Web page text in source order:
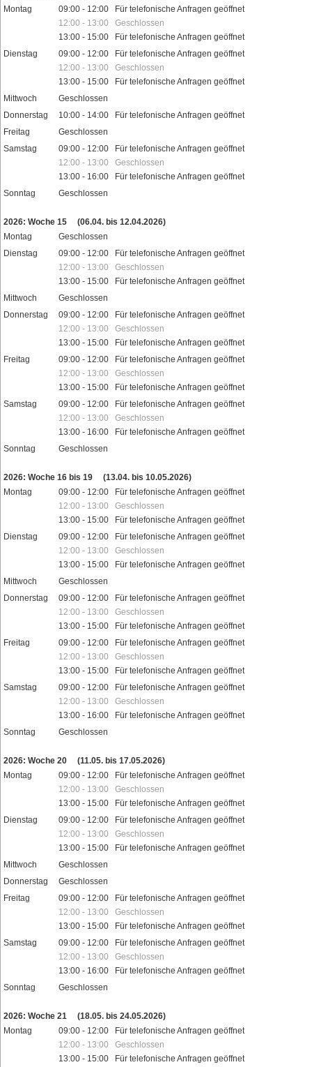
Montag
09:00 - 12:00 Für telefonische Anfragen geöffnet
12:00 - 13:00 Geschlossen
13:00 - 15:00 Für telefonische Anfragen geöffnet
Dienstag
09:00 - 12:00 Für telefonische Anfragen geöffnet
12:00 - 13:00 Geschlossen
13:00 - 15:00 Für telefonische Anfragen geöffnet
Mittwoch
Geschlossen
Donnerstag
10:00 - 14:00 Für telefonische Anfragen geöffnet
Freitag
Geschlossen
Samstag
09:00 - 12:00 Für telefonische Anfragen geöffnet
12:00 - 13:00 Geschlossen
13:00 - 16:00 Für telefonische Anfragen geöffnet
Sonntag
Geschlossen
2026: Woche 15
(06.04. bis 12.04.2026)
Montag
Geschlossen
Dienstag
09:00 - 12:00 Für telefonische Anfragen geöffnet
12:00 - 13:00 Geschlossen
13:00 - 15:00 Für telefonische Anfragen geöffnet
Mittwoch
Geschlossen
Donnerstag
09:00 - 12:00 Für telefonische Anfragen geöffnet
12:00 - 13:00 Geschlossen
13:00 - 15:00 Für telefonische Anfragen geöffnet
Freitag
09:00 - 12:00 Für telefonische Anfragen geöffnet
12:00 - 13:00 Geschlossen
13:00 - 15:00 Für telefonische Anfragen geöffnet
Samstag
09:00 - 12:00 Für telefonische Anfragen geöffnet
12:00 - 13:00 Geschlossen
13:00 - 16:00 Für telefonische Anfragen geöffnet
Sonntag
Geschlossen
2026: Woche 16 bis 19
(13.04. bis 10.05.2026)
Montag
09:00 - 12:00 Für telefonische Anfragen geöffnet
12:00 - 13:00 Geschlossen
13:00 - 15:00 Für telefonische Anfragen geöffnet
Dienstag
09:00 - 12:00 Für telefonische Anfragen geöffnet
12:00 - 13:00 Geschlossen
13:00 - 15:00 Für telefonische Anfragen geöffnet
Mittwoch
Geschlossen
Donnerstag
09:00 - 12:00 Für telefonische Anfragen geöffnet
12:00 - 13:00 Geschlossen
13:00 - 15:00 Für telefonische Anfragen geöffnet
Freitag
09:00 - 12:00 Für telefonische Anfragen geöffnet
12:00 - 13:00 Geschlossen
13:00 - 15:00 Für telefonische Anfragen geöffnet
Samstag
09:00 - 12:00 Für telefonische Anfragen geöffnet
12:00 - 13:00 Geschlossen
13:00 - 16:00 Für telefonische Anfragen geöffnet
Sonntag
Geschlossen
2026: Woche 20
(11.05. bis 17.05.2026)
Montag
09:00 - 12:00 Für telefonische Anfragen geöffnet
12:00 - 13:00 Geschlossen
13:00 - 15:00 Für telefonische Anfragen geöffnet
Dienstag
09:00 - 12:00 Für telefonische Anfragen geöffnet
12:00 - 13:00 Geschlossen
13:00 - 15:00 Für telefonische Anfragen geöffnet
Mittwoch
Geschlossen
Donnerstag
Geschlossen
Freitag
09:00 - 12:00 Für telefonische Anfragen geöffnet
12:00 - 13:00 Geschlossen
13:00 - 15:00 Für telefonische Anfragen geöffnet
Samstag
09:00 - 12:00 Für telefonische Anfragen geöffnet
12:00 - 13:00 Geschlossen
13:00 - 16:00 Für telefonische Anfragen geöffnet
Sonntag
Geschlossen
2026: Woche 21
(18.05. bis 24.05.2026)
Montag
09:00 - 12:00 Für telefonische Anfragen geöffnet
12:00 - 13:00 Geschlossen
13:00 - 15:00 Für telefonische Anfragen geöffnet